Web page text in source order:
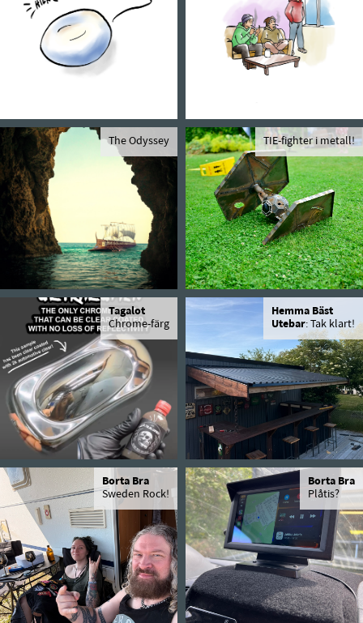
The Odyssey TIE-fighter i metall!
Tagalot
Chrome-färg
Hemma Bäst
Utebar: Tak klart!
Borta Bra
Sweden Rock!
Borta Bra
Plåtis?